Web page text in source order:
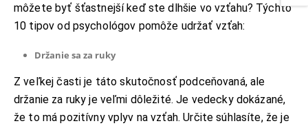
môžete byť šťastnejší keď ste dlhšie vo vzťahu? Týchto
10 tipov od psychológov pomôže udržať vzťah:
Držanie sa za ruky
Z veľkej časti je táto skutočnosť podceňovaná, ale
držanie za ruky je veľmi dôležité. Je vedecky dokázané,
že to má pozitívny vplyv na vzťah. Určite súhlasíte, že je